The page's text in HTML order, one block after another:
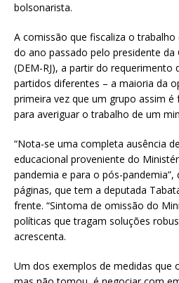
bolsonarista.
A comissão que fiscaliza o trabalho
do ano passado pelo presidente da
(DEM-RJ), a partir do requerimento
partidos diferentes – a maioria da
primeira vez que um grupo assim
para averiguar o trabalho de um
“Nota-se uma completa ausência
educacional proveniente do
pandemia e para o pós-
páginas, que tem a deputada
frente. “Sintoma de omissão do
políticas que tragam soluções
acrescenta.
Um dos exemplos de medidas que